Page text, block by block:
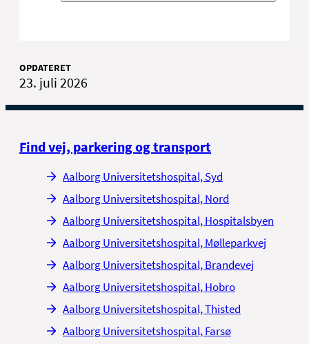
befordringsgodtgørelse, hvis du opfylder
reglerne for det.
OPDATERET
23. juli 2026
Find vej, parkering og transport
Aalborg Universitetshospital, Syd
Aalborg Universitetshospital, Nord
Aalborg Universitetshospital, Hospitalsbyen
Aalborg Universitetshospital, Mølleparkvej
Aalborg Universitetshospital, Brandevej
Aalborg Universitetshospital, Hobro
Aalborg Universitetshospital, Thisted
Aalborg Universitetshospital, Farsø